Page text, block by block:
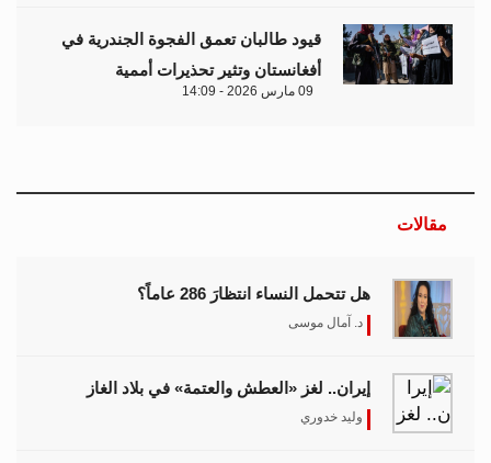
قيود طالبان تعمق الفجوة الجندرية في
أفغانستان وتثير تحذيرات أممية
09 مارس 2026 - 14:09
مقالات
هل تتحمل النساء انتظارَ 286 عاماً؟
د. آمال موسى
إيران.. لغز «العطش والعتمة» في بلاد الغاز
وليد خدوري